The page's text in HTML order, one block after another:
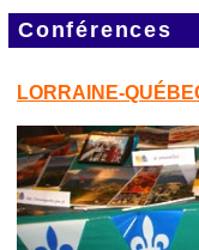
Conférences
LORRAINE-